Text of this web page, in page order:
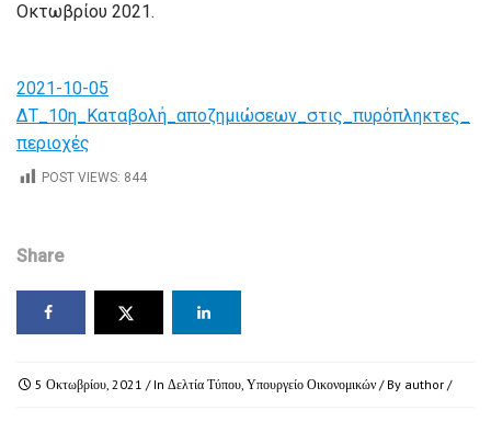
Οκτωβρίου 2021.
2021-10-05
ΔΤ_10η_Καταβολή_αποζημιώσεων_στις_πυρόπληκτες_
περιοχές
POST VIEWS: 844
Share
5 Οκτωβρίου, 2021 / In Δελτία Τύπου, Υπουργείο Οικονομικών / By author /